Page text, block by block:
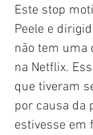
Este stop
Peele e
não tem uma
na Netflix.
que tiveram
por causa da
estivesse em